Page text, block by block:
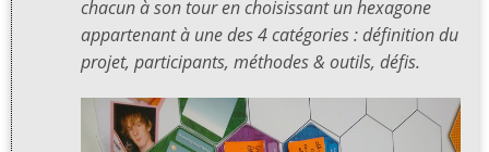
chacun à son tour en choisissant un hexagone
appartenant à une des 4 catégories : définition du
projet, participants, méthodes & outils, défis.